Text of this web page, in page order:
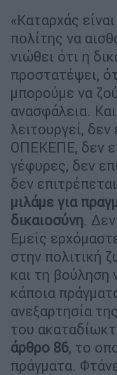
«Καταρχάς
πολίτης να
νιώθει ότι η
προστατέψει,
μπορούμε να
ανασφάλεια.
λειτουργεί,
ΟΠΕΚΕΠΕ, δεν
γέφυρες, δεν
δεν
μιλάμε για
δικαιοσύνη.
Εμείς
στην πολιτική
και τη βούληση
κάποια
ανεξαρτησία
του
άρθρο 86, το
πράγματα.